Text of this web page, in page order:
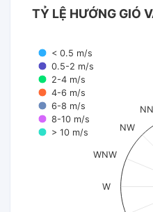
TỶ LỆ HƯỚNG GIÓ
< 0.5 m/s
0.5-2 m/s
2-4 m/s
4-6 m/s
6-8 m/s
8-10 m/s
> 10 m/s
W
WNW
NW